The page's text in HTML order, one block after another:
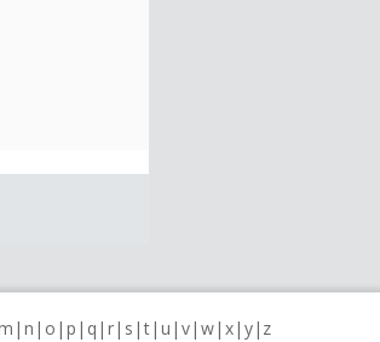
n o p q r s t u v w x y z